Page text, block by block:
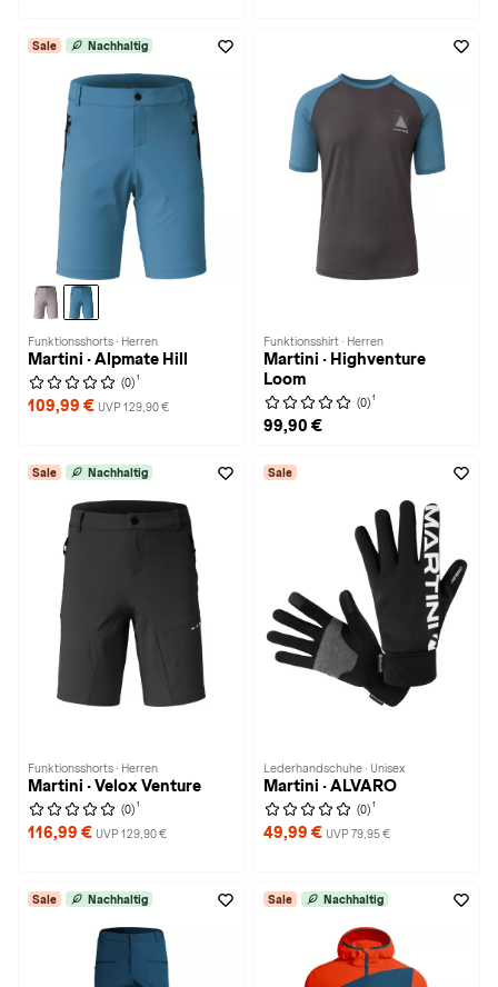
Sale Nachhaltig
Funktionsshorts · Herren
Martini · Alpmate Hill
(0) 1
109,99 € UVP 129,90 €
Funktionsshirt · Herren
Martini · Highventure
Loom
(0) 1
99,90 €
Sale Nachhaltig
Funktionsshorts · Herren
Martini · Velox Venture
(0) 1
116,99 € UVP 129,90 €
Sale
Lederhandschuhe · Unisex
Martini · ALVARO
(0) 1
49,99 € UVP 79,95 €
Sale Nachhaltig Sale Nachhaltig